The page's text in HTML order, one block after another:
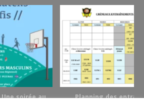
soirée au
Planning des